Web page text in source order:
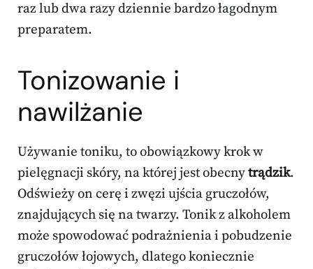
raz lub dwa razy dziennie bardzo łagodnym
preparatem.
Tonizowanie i
nawilżanie
Używanie toniku, to obowiązkowy krok w
pielęgnacji skóry, na której jest obecnytrądzik.
Odświeży on cerę i zwęzi ujścia gruczołów,
znajdujących się na twarzy. Tonik z alkoholem
może spowodować podrażnienia i pobudzenie
gruczołów łojowych, dlatego koniecznie